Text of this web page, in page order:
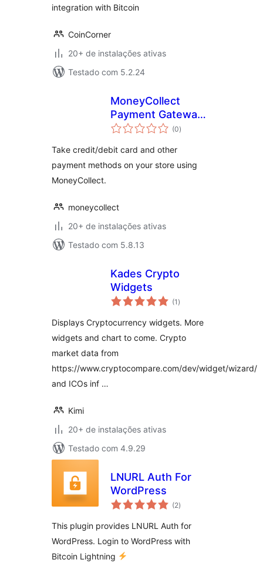
integration with Bitcoin
CoinCorner
20+ de instalações ativas
Testado com 5.2.24
MoneyCollect
Payment Gateway
for WooCommerce
(0total
de
)
Take credit/debit card and other
payment methods on your store using
MoneyCollect.
moneycollect
20+ de instalações ativas
Testado com 5.8.13
Kades Crypto
Widgets
(1 total
de
)
Displays Cryptocurrency widgets. More
widgets and chart to come. Crypto
market data from
https://www.cryptocompare.com/dev/widget/wizard/
and ICOs inf …
Kimi
20+ de instalações ativas
Testado com 4.9.29
LNURL Auth For
WordPress
(2total
de
)
This plugin provides LNURL Auth for
WordPress. Login to WordPress with
Bitcoin Lightning